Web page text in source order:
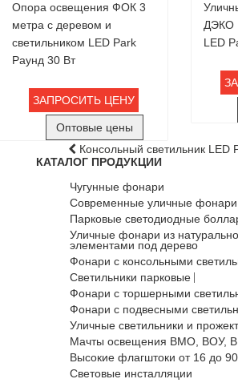
Опора освещения ФОК 3
метра с деревом и
светильником LED Park
Раунд 30 Вт
ЗАПРОСИТЬ ЦЕНУ
Оптовые цены
ДЭКО
LED
Консольный светильник LED
КАТАЛОГ ПРОДУКЦИИ
Чугунные фонари
Современные уличные фонари
Парковые светодиодные
Уличные фонари из
элементами под дерево
Фонари с консольными
Светильники парковые
Фонари с торшерными
Фонари с подвесными
Уличные светильники и
Мачты освещения ВМО, ВОУ,
Высокие флагштоки от 16 до
Световые инсталляции